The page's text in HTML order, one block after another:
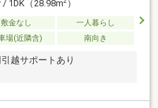
/ 1DK（28.98m ）
敷金なし
一人暮らし
場(近隣含) 南向き
越サポートあり